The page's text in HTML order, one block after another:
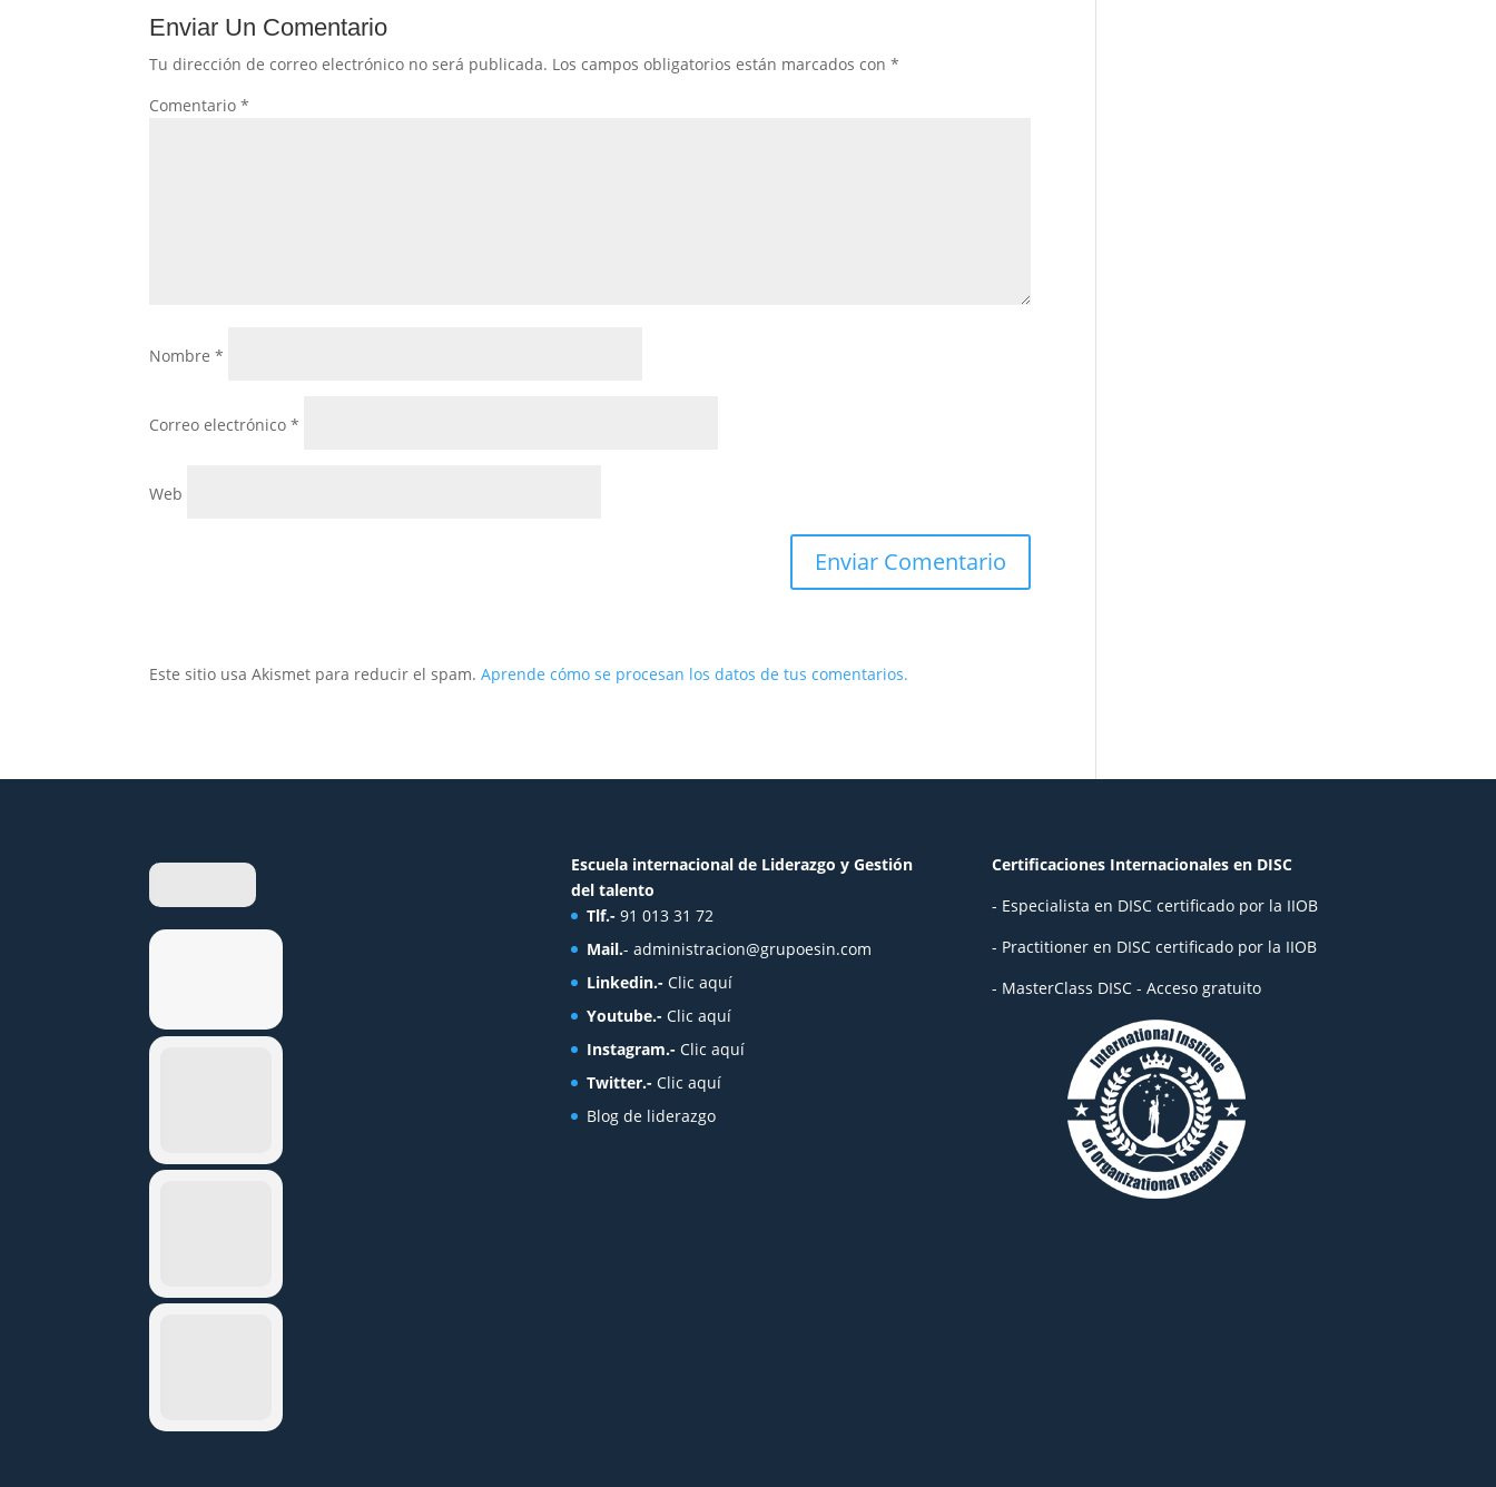
Enviar Un Comentario
Tu dirección de correo electrónico no será publicada. Los campos obligatorios están marcados con*
Comentario*
Nombre*
Correo electrónico*
Web
Este sitio usa Akismet para reducir el spam.Aprende cómo se procesan los datos de tus comentarios.
Escuela internacional de Liderazgo y Gestión
del talento
Tlf.- 91 013 31 72
Mail.- administracion@grupoesin.com
Linkedin.- Clic aquí
Youtube.- Clic aquí
Instagram.- Clic aquí
Twitter.- Clic aquí
Blog de liderazgo
Certificaciones Internacionales en DISC
- Especialista en DISC certificado por la IIOB
- Practitioner en DISC certificado por la IIOB
- MasterClass DISC - Acceso gratuito